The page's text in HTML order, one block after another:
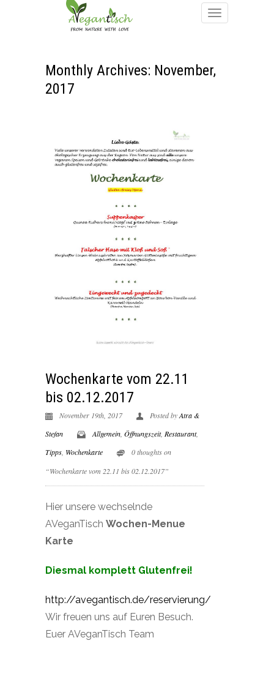
Monthly Archives: November,
2017
Wochenkarte vom 22.11
bis 02.12.2017
November 19th, 2017 Posted byAtra &
Stefan
Allgemein Öffnungszeit, Restaurant,
Tipps, Wochenkarte
0 thoughts on
“Wochenkarte vom 22.11 bis 02.12.2017”
Hier unsere wechselnde
AVeganTisch Wochen-Menue
Karte
Diesmal komplett Glutenfrei!
http://avegantisch.de/reservierung/
Wir freuen uns auf Euren Besuch.
Euer AVeganTisch Team